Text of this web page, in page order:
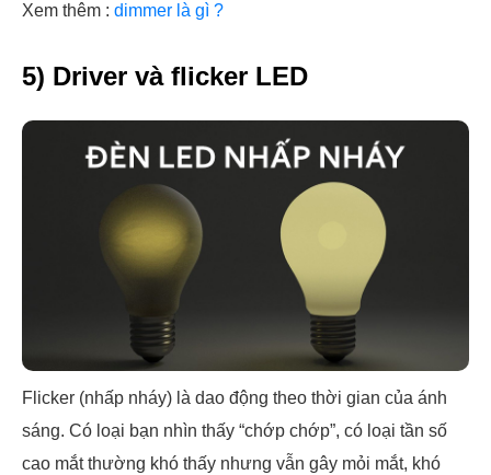
Xem thêm : dimmer là gì ?
5) Driver và flicker LED
Flicker (nhấp nháy) là dao động theo thời gian của ánh
sáng. Có loại bạn nhìn thấy “chớp chớp”, có loại tần số
cao mắt thường khó thấy nhưng vẫn gây mỏi mắt, khó